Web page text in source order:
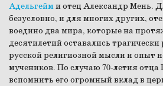
Адельгейми отец Александр Мень.
безусловно, и для многих других,
воедино два мира, которые на
десятилетий оставались
русской религиозной мысли и опыт
мучеников. По случаю 70-летия отца
вспомнить его огромный вклад в